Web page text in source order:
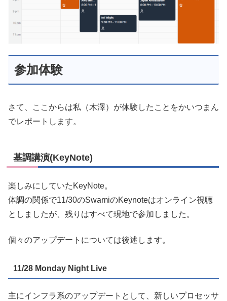
参加体験
さて、ここからは私（木澤）が体験したことをかいつまん
でレポートします。
基調講演(KeyNote)
楽しみにしていたKeyNote。
体調の関係で11/30のSwamiのKeynoteはオンライン視聴
としましたが、残りはすべて現地で参加しました。
個々のアップデートについては後述します。
11/28 Monday Night Live
主にインフラ系のアップデートとして、新しいプロセッサ